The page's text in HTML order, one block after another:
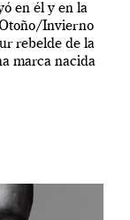
en él y en la
Invierno
rebelde de la
marca nacida